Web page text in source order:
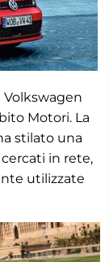
Volkswagen
Motori. La
stilato una
in rete,
utilizzate